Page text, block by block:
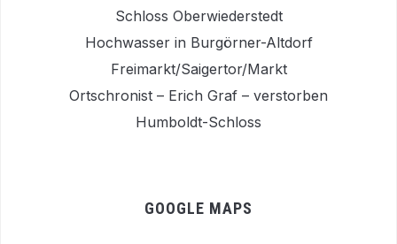
Schloss Oberwiederstedt
Hochwasser in Burgörner-Altdorf
Freimarkt/Saigertor/Markt
Ortschronist – Erich Graf – verstorben
Humboldt-Schloss
GOOGLE MAPS